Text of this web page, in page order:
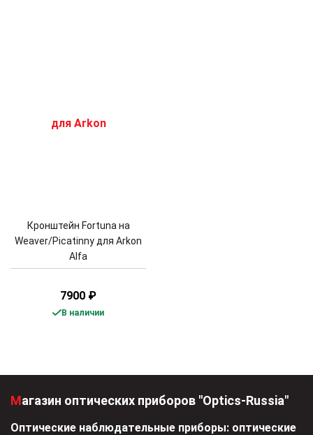
Кронштейн Fortuna на
Weaver/Piсatinny для Arkon
Alfa
7900 ₽
В наличии
Магазин оптических приборов "Optics-Russia"
Оптические наблюдательные приборы: оптические